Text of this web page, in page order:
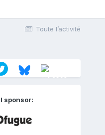
Toute l’activité
sponsor: